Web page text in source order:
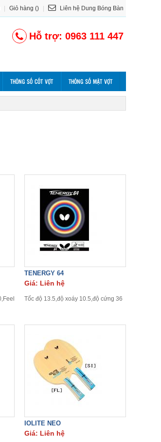
Giỏ hàng () Liên hệ Dung Bóng Bàn
Hỗ trợ: 0963 111 447
THÔNG SỐ CỐT VỢT THÔNG SỐ MẶT VỢT
TENERGY 64
Giá: Liên hệ
Tốc độ 13.5,độ xoáy 10.5,độ cứng 36
IOLITE NEO
Giá: Liên hệ